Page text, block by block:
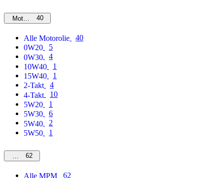
Motorolie40
Alle Motorolie
40
0W20
5
0W30
4
10W40
1
15W40
1
2-Takt
4
4-Takt
10
5W20
1
5W30
6
5W40
2
5W50
1
MPM62
Alle MPM
62